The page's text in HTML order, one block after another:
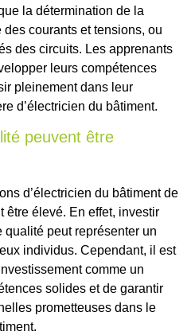
la détermination de la
courants et tensions, ou
des circuits. Les apprenants
leurs compétences
pleinement dans leur
d’électricien du bâtiment.
peuvent être
d’électricien du bâtiment de
être élevé. En effet, investir
peut représenter un
individus. Cependant, il est
comme un
solides et de garantir
prometteuses dans le